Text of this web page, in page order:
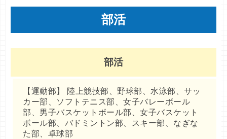
部活
部活
【運動部】 陸上競技部、野球部、水泳部、サッ
カー部、ソフトテニス部、女子バレーボール
部、男子バスケットボール部、女子バスケット
ボール部、バドミントン部、スキー部、なぎな
た部、卓球部